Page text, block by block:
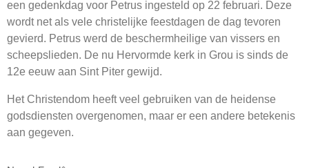
een gedenkdag voor Petrus ingesteld op 22 februari. Deze
wordt net als vele christelijke feestdagen de dag tevoren
gevierd. Petrus werd de beschermheilige van vissers en
scheepslieden. De nu Hervormde kerk in Grou is sinds de
12e eeuw aan Sint Piter gewijd.
Het Christendom heeft veel gebruiken van de heidense
godsdiensten overgenomen, maar er een andere betekenis
aan gegeven.